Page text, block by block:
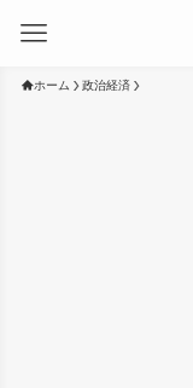
ホーム 政治経済